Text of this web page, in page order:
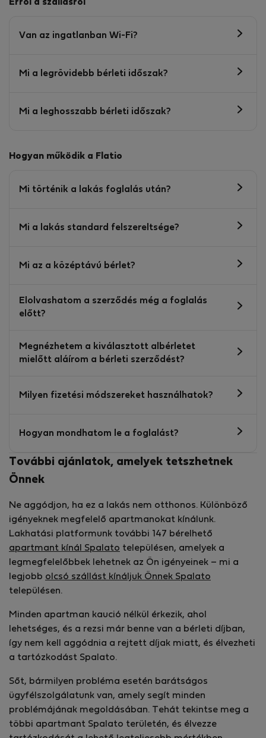
Erről a szállásról
Van az ingatlanban Wi-Fi?
Mi a legrövidebb bérleti időszak?
Mi a leghosszabb bérleti időszak?
Hogyan működik a Flatio
Mi történik a lakás foglalás után?
Mi a lakás standard felszereltsége?
Mi az a középtávú bérlet?
Elolvashatom a szerződés még a foglalás
előtt?
Megnézhetem a kiválasztott albérletet
mielőtt aláírom a bérleti szerződést?
Milyen fizetési módszereket használhatok?
Hogyan mondhatom le a foglalást?
További ajánlatok, amelyek tetszhetnek
Önnek
Ne aggódjon, ha ez a lakás nem otthonos. Különböző
igényeknek megfelelő apartmanokat kínálunk.
Lakhatási platformunk további 147 bérelhető
apartmant kínál Spalato településen, amelyek a
legmegfelelőbbek lehetnek az Ön igényeinek – mi a
legjobb olcsó szállást kínáljuk Önnek Spalato
településen.
Minden apartman kaució nélkül érkezik, ahol
lehetséges, és a rezsi már benne van a bérleti díjban,
így nem kell aggódnia a rejtett díjak miatt, és élvezheti
a tartózkodást Spalato.
Sőt, bármilyen probléma esetén barátságos
ügyfélszolgálatunk van, amely segít minden
problémájának megoldásában. Tehát tekintse meg a
többi apartmant Spalato területén, és élvezze